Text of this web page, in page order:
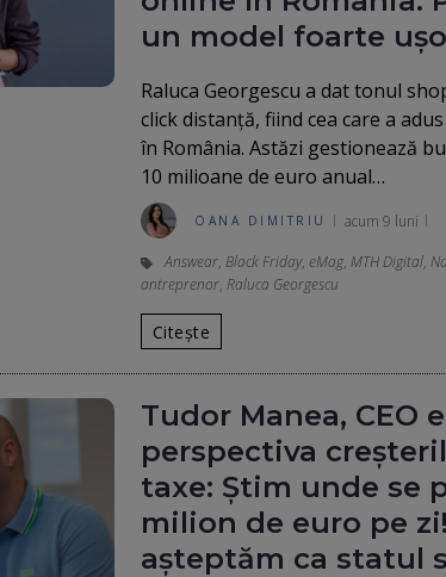
un model foarte
Raluca Georgescu a dat tonul
click distanță, fiind cea care a
în România. Astăzi gestionează
10 milioane de euro anual…
OANA DIMITRIU acum 9 luni
Answear, Black Friday, eMag, MTH Digital,
antreprenor, Raluca Georgescu
Citește
Tudor Manea, CEO
perspectiva
taxe: Știm unde se
milion de euro pe
așteptăm ca statul